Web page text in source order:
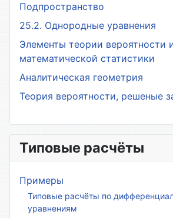
Подпространство
25.2. Однородные уравнения
Элементы теории вероятности
математической статистики
Аналитическая геометрия
Теория вероятности, решеные
Типовые расчёты
Примеры
Типовые расчёты по
уравнениям